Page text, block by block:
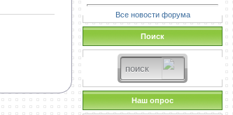
Все новости форума
Поиск
Наш опрос